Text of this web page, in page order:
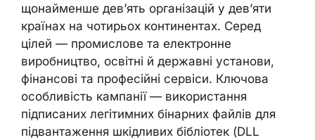
щонайменше дев’ять організацій у дев’яти
країнах на чотирьох континентах. Серед
цілей — промислове та електронне
виробництво, освітні й державні установи,
фінансові та професійні сервіси. Ключова
особливість кампанії — використання
підписаних легітимних бінарних файлів для
підвантаження шкідливих бібліотек (DLL